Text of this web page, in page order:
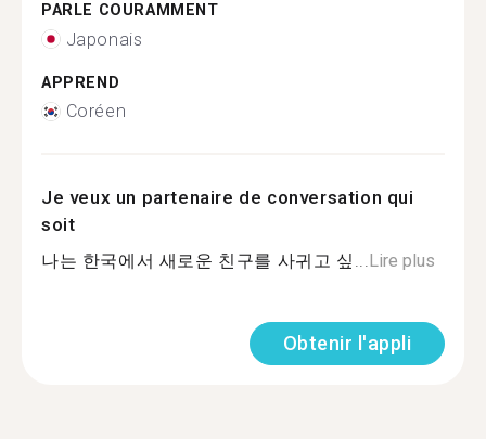
PARLE COURAMMENT
Japonais
APPREND
Coréen
Je veux un partenaire de conversation qui
soit
나는 한국에서 새로운 친구를 사귀고 싶...Lire plus
Obtenir l'appli